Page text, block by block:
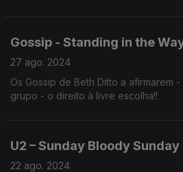
Gossip - Standing in the
27 ago. 2024
Os Gossip de Beth Ditto a afirmarem
grupo - o direito à livre escolha!!
U2 – Sunday Bloody Sunday
22 ago. 2024